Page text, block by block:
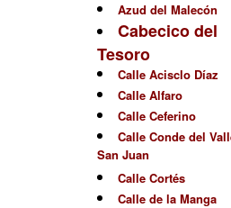
Azud del Malecón
Cabecico del
Tesoro
Calle Acisclo Díaz
Calle Alfaro
Calle Ceferino
Calle Conde del
San Juan
Calle Cortés
Calle de la Manga